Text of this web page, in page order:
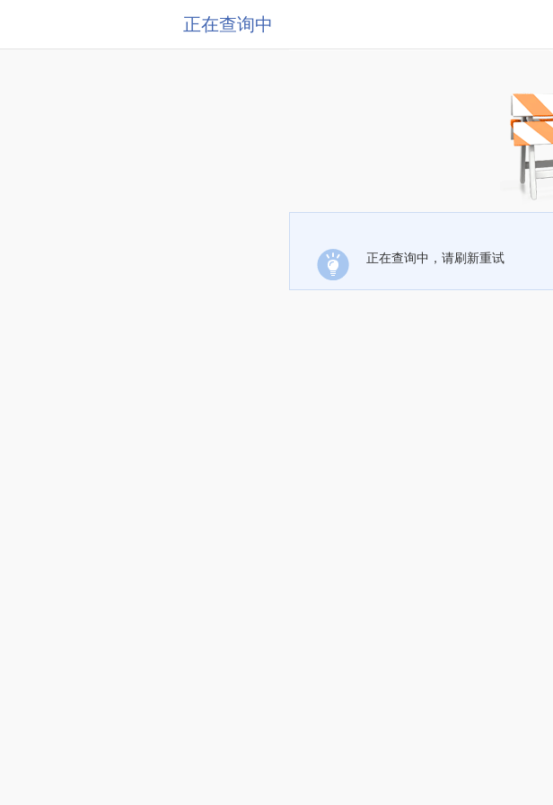
正在查询中
正在查询中，请刷新重试